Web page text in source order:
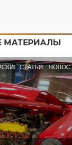
МАТЕРИАЛЫ
СТАТЬИ